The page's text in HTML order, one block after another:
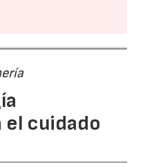
cuidado